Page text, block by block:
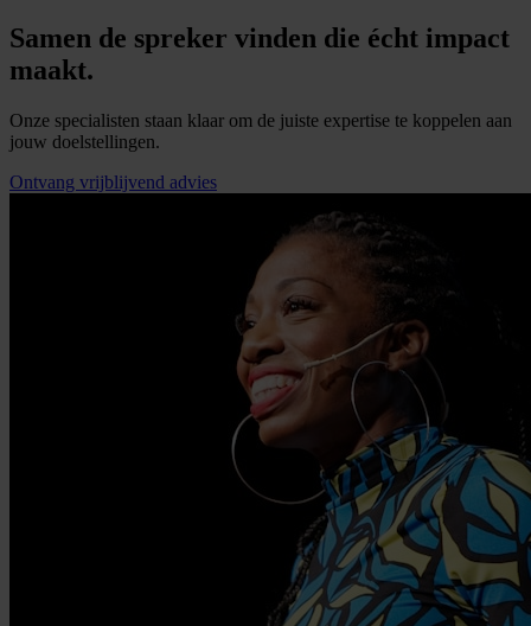
Samen de spreker vinden die écht impact
maakt.
Onze specialisten staan klaar om de juiste expertise te koppelen aan
jouw doelstellingen.
Ontvang vrijblijvend advies